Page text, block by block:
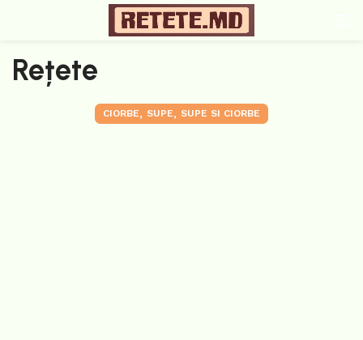
Rețete
CIORBE, SUPE, SUPE SI CIORBE